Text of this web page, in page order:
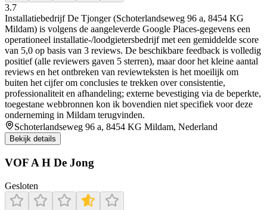
3.7
Installatiebedrijf De Tjonger (Schoterlandseweg 96 a, 8454 KG
Mildam) is volgens de aangeleverde Google Places-gegevens een
operationeel installatie-/loodgietersbedrijf met een gemiddelde score
van 5,0 op basis van 3 reviews. De beschikbare feedback is volledig
positief (alle reviewers gaven 5 sterren), maar door het kleine aantal
reviews en het ontbreken van reviewteksten is het moeilijk om
buiten het cijfer om conclusies te trekken over consistentie,
professionaliteit en afhandeling; externe bevestiging via de beperkte,
toegestane webbronnen kon ik bovendien niet specifiek voor deze
onderneming in Mildam terugvinden.
Schoterlandseweg 96 a, 8454 KG Mildam, Nederland
Bekijk details
VOF A H De Jong
Gesloten